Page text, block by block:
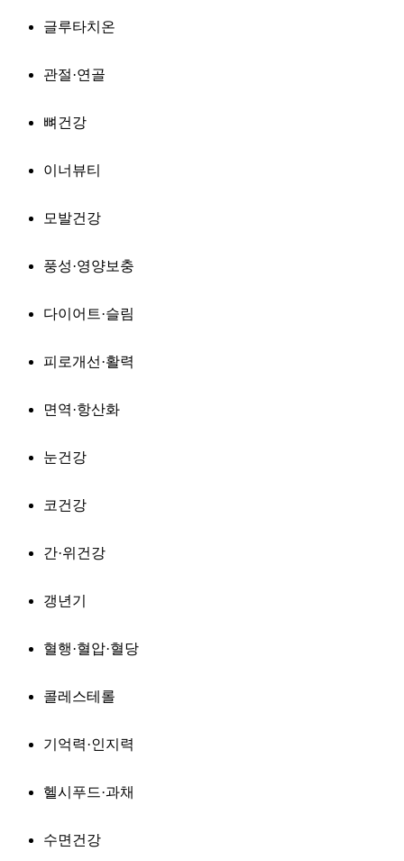
글루타치온
관절·연골
뼈건강
이너뷰티
모발건강
풍성·영양보충
다이어트·슬림
피로개선·활력
면역·항산화
눈건강
코건강
간·위건강
갱년기
혈행·혈압·혈당
콜레스테롤
기억력·인지력
헬시푸드·과채
수면건강